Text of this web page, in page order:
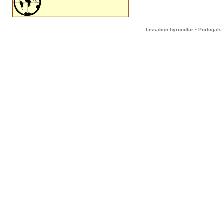
Lissabon byrundtur - Portugals